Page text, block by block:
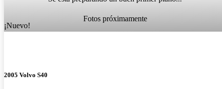
Fotos próximamente
¡Nuevo!
2005 Volvo S40